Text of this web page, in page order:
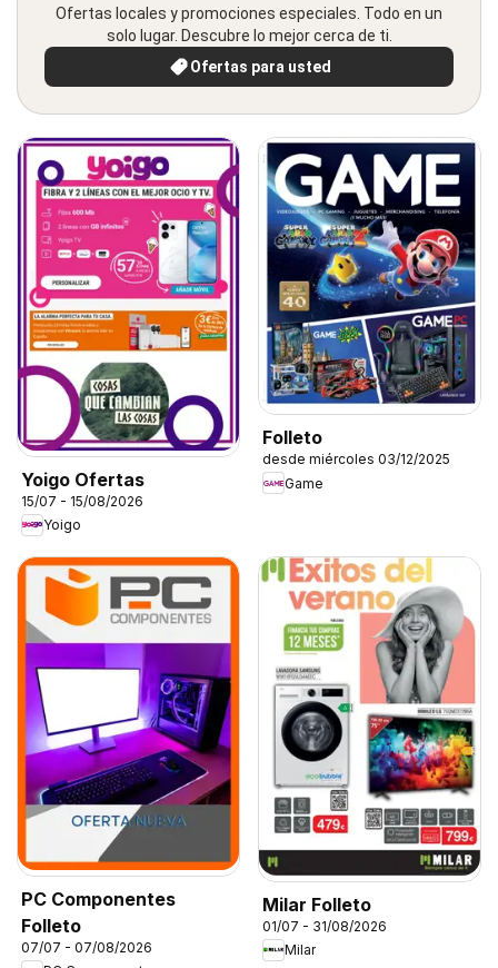
Ofertas locales y promociones especiales. Todo en un
solo lugar. Descubre lo mejor cerca de ti.
Ofertas para usted
Yoigo Ofertas
15/07 - 15/08/2026
Yoigo
Folleto
desde miércoles 03/12/2025
Game
PC Componentes
Folleto
07/07 - 07/08/2026
Milar Folleto
01/07 - 31/08/2026
Milar